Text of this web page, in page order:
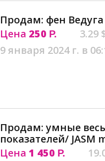
Продам: фен
Цена 250 Р.
3.29
9 января 2024 г. в
Продам: умные
показателей/ JASM
Цена 1 450 Р.